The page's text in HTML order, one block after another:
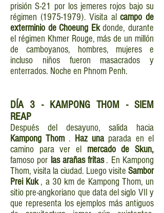
prisión S-21 por los jemeres rojos bajo su
régimen (1975-1979). Visita alcampo de
exterminio de Choeung Ekdonde, durante
el régimen Khmer Rouge, más de un millón
de camboyanos, hombres, mujeres e
incluso niños fueron masacrados y
enterrados. Noche en Phnom Penh.
DÍA 3 - KAMPONG THOM - SIEM
REAP
Después del desayuno, salida hacia
Kampong Thom . Haz unaparada en el
camino para ver el mercado de Skun,
famoso por las arañas fritas. En Kampong
Thom, visita la ciudad. Luego visite Sambor
Prei Kuk, a 30 km de Kampong Thom, un
sitio pre-angkoriano que data del siglo VII y
que representa los ejemplos más antiguos